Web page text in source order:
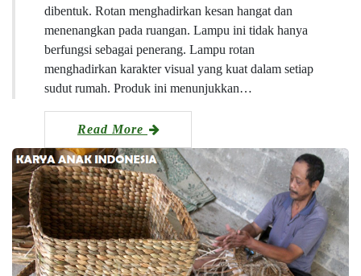
dibentuk. Rotan menghadirkan kesan hangat dan
menenangkan pada ruangan. Lampu ini tidak hanya
berfungsi sebagai penerang. Lampu rotan
menghadirkan karakter visual yang kuat dalam setiap
sudut rumah. Produk ini menunjukkan…
Read More